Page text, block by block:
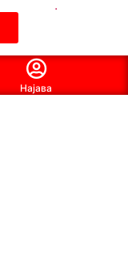
.
Најава